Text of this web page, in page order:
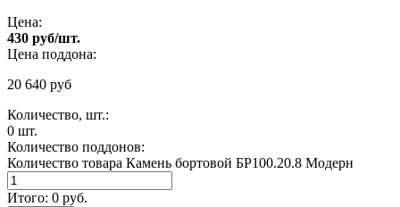
Цена:
430 руб/шт.
Цена поддона:
20 640 руб
Количество, шт.:
0 шт.
Количество поддонов:
Количество товара Камень бортовой БР100.20.8 Модерн
Итого: 0 руб.